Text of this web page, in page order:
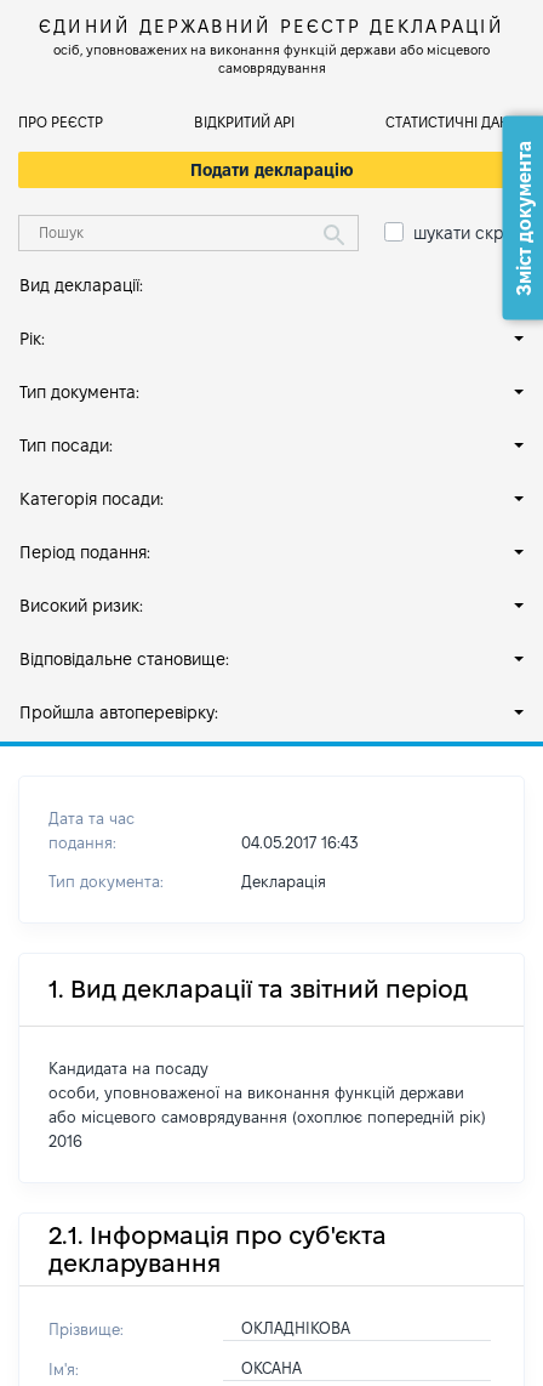
ЄДИНИЙ ДЕРЖАВНИЙ РЕЄСТР ДЕКЛАРАЦІЙ
осіб, уповноважених на виконання функцій держави або місцевого
самоврядування
ПРО РЕЄСТР ВІДКРИТИЙ АРІ СТАТИСТИЧНІ ДАНІ
Подати декларацію
шукати скрізь
Вид декларації:
Рік:
Тип документа:
Тип посади:
Категорія посади:
Період подання:
Високий ризик:
Відповідальне становище:
Пройшла автоперевірку:
Дата та час
подання:
04.05.2017 16:43
Тип документа: Декларація
1. Вид декларації та звітний період
Кандидата на посаду
особи, уповноваженої на виконання функцій держави
або місцевого самоврядування (охоплює попередній рік)
2016
2.1. Інформація про суб'єкта
декларування
Прізвище: ОКЛАДНІКОВА
Ім'я: ОКСАНА
Зміст документа